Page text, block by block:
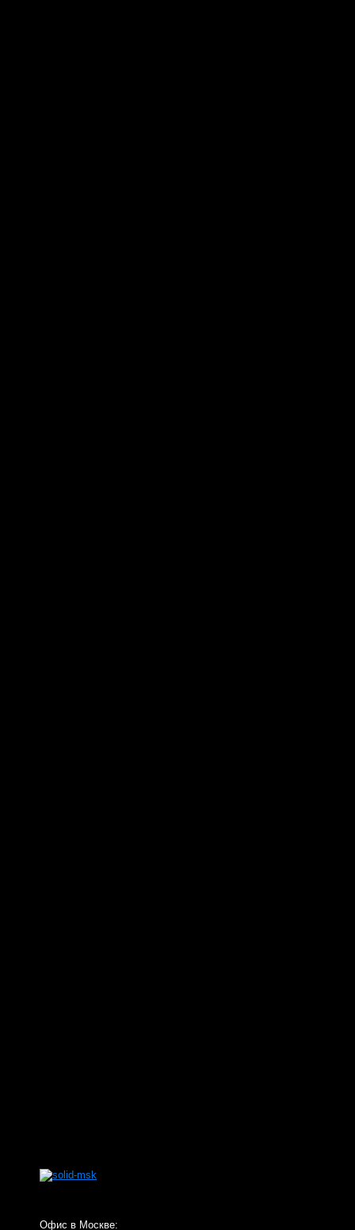
Офис в Москве: